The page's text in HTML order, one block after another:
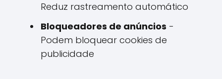
Reduz rastreamento automático
Bloqueadores de anúncios -
Podem bloquear cookies de
publicidade